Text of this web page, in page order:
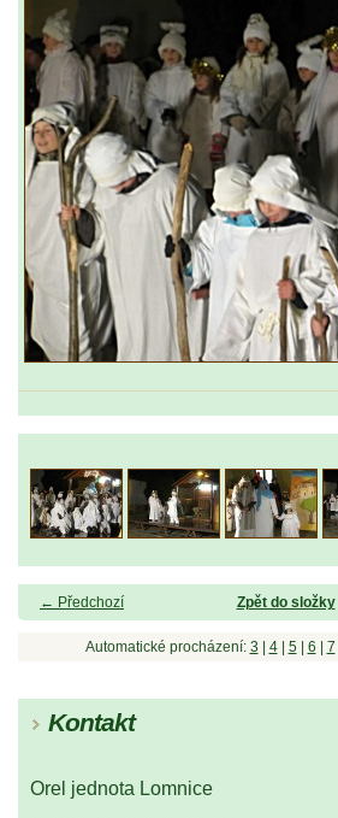
← Předchozí Zpět do složky
Automatické procházení: 3 4| 5| 6 7
Kontakt
Orel jednota Lomnice